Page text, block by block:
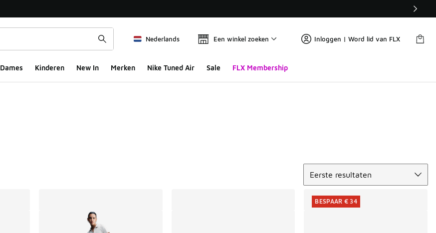
Nederlands Een winkel zoeken Inloggen | Word lid van FLX
Dames Kinderen New In Merken Nike Tuned Air Sale FLX Membership
Eerste resultaten
BESPAAR € 34